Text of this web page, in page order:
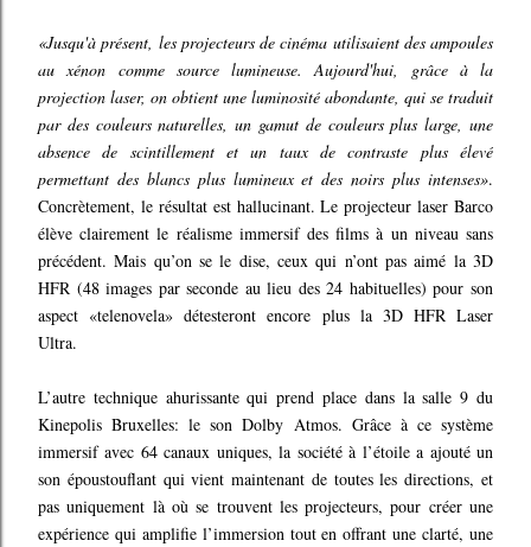
«Jusqu'à présent, les projecteurs de cinéma utilisaient des ampoules
au xénon comme source lumineuse. Aujourd'hui, grâce à la
projection laser, on obtient une luminosité abondante, qui se traduit
par des couleurs naturelles, un gamut de couleurs plus large, une
absence de scintillement et un taux de contraste plus élevé
permettant des blancs plus lumineux et des noirs plus intenses».
Concrètement, le résultat est hallucinant. Le projecteur laser Barco
élève clairement le réalisme immersif des films à un niveau sans
précédent. Mais qu’on se le dise, ceux qui n’ont pas aimé la 3D
HFR (48 images par seconde au lieu des 24 habituelles) pour son
aspect «telenovela» détesteront encore plus la 3D HFR Laser
Ultra.
L’autre technique ahurissante qui prend place dans la salle 9 du
Kinepolis Bruxelles: le son Dolby Atmos. Grâce à ce système
immersif avec 64 canaux uniques, la société à l’étoile a ajouté un
son époustouflant qui vient maintenant de toutes les directions, et
pas uniquement là où se trouvent les projecteurs, pour créer une
expérience qui amplifie l’immersion tout en offrant une clarté, une